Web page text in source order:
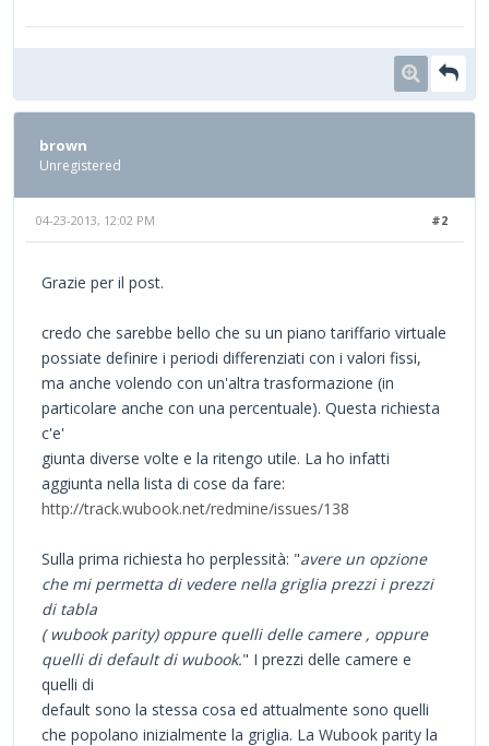
brown
Unregistered
#2
04-23-2013, 12:02 PM
Grazie per il post.
credo che sarebbe bello che su un piano tariffario virtuale
possiate definire i periodi differenziati con i valori fissi,
ma anche volendo con un'altra trasformazione (in
particolare anche con una percentuale). Questa richiesta
c'e'
giunta diverse volte e la ritengo utile. La ho infatti
aggiunta nella lista di cose da fare:
http://track.wubook.net/redmine/issues/138
Sulla prima richiesta ho perplessità: "avere un opzione
che mi permetta di vedere nella griglia prezzi i prezzi
di tabla
( wubook parity) oppure quelli delle camere , oppure
quelli di default di wubook." I prezzi delle camere e
quelli di
default sono la stessa cosa ed attualmente sono quelli
che popolano inizialmente la griglia. La Wubook parity la